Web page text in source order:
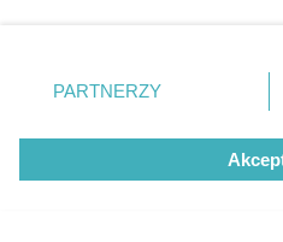
Liga Europy.
zmienić/wycofać klikając
znajdujący się w lewym
rodzaje przetwarzania danych
użytkownika, ale masz prawo
przetwarzaniu. Preferencje
PARTNERZY